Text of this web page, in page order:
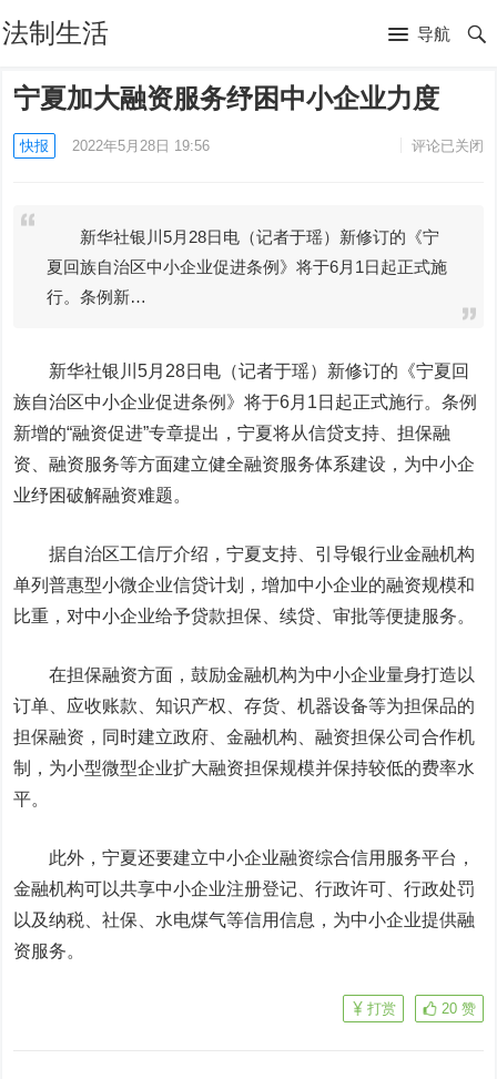
法制生活 导航
宁夏加大融资服务纾困中小企业力度
快报 2022年5月28日 19:56 评论已关闭
新华社银川5月28日电（记者于瑶）新修订的《宁
夏回族自治区中小企业促进条例》将于6月1日起正式施
行。条例新…
新华社银川5月28日电（记者于瑶）新修订的《宁夏回
族自治区中小企业促进条例》将于6月1日起正式施行。条例
新增的“融资促进”专章提出，宁夏将从信贷支持、担保融
资、融资服务等方面建立健全融资服务体系建设，为中小企
业纾困破解融资难题。
据自治区工信厅介绍，宁夏支持、引导银行业金融机构
单列普惠型小微企业信贷计划，增加中小企业的融资规模和
比重，对中小企业给予贷款担保、续贷、审批等便捷服务。
在担保融资方面，鼓励金融机构为中小企业量身打造以
订单、应收账款、知识产权、存货、机器设备等为担保品的
担保融资，同时建立政府、金融机构、融资担保公司合作机
制，为小型微型企业扩大融资担保规模并保持较低的费率水
平。
此外，宁夏还要建立中小企业融资综合信用服务平台，
金融机构可以共享中小企业注册登记、行政许可、行政处罚
以及纳税、社保、水电煤气等信用信息，为中小企业提供融
资服务。
20 赞
打赏